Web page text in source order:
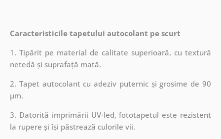
Caracteristicile tapetului autocolant pe scurt
1. Tipărit pe material de calitate superioară, cu textură
netedă și suprafață mată.
2. Tapet autocolant cu adeziv puternic și grosime de 90
µm.
3. Datorită imprimării UV-led, fototapetul este rezistent
la rupere și își păstrează culorile vii.